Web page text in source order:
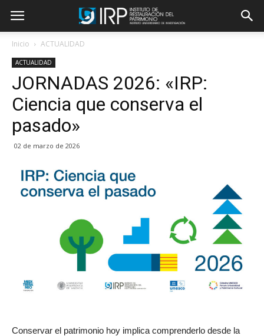
Inicio ACTUALIDAD
ACTUALIDAD
JORNADAS 2026: «IRP:
Ciencia que conserva el
pasado»
02 de marzo de 2026
Conservar el patrimonio hoy implica comprenderlo desde la